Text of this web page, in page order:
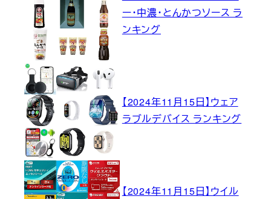
ー・中濃・とんかつソース ラ
ンキング
【2024年11月15日】ウェア
ラブルデバイス ランキング
【2024年11月15日】ウイル